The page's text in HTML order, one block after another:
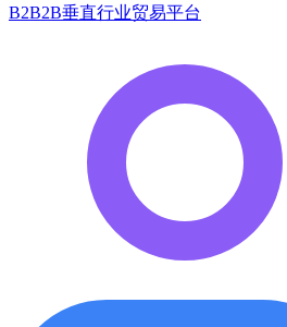
B2B2B垂直行业贸易平台